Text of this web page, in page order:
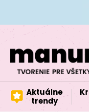
Aktuálne
trendy